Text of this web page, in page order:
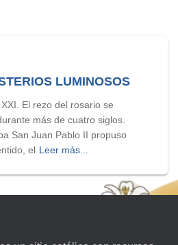
LUMINOSOS
El rezo del rosario se
más de cuatro siglos.
San Juan Pablo II propuso
el Leer más...